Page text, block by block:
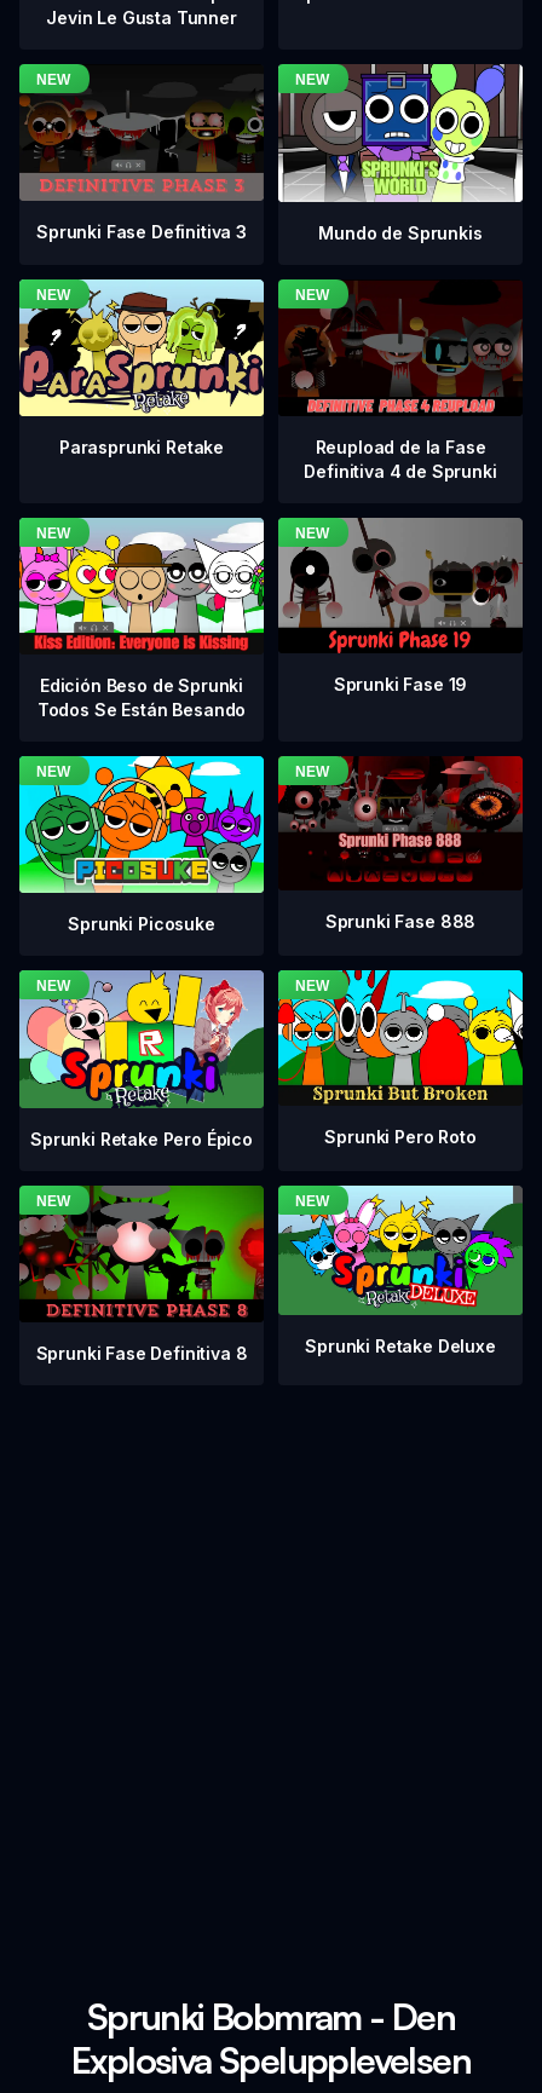
Jevin Le Gusta Tunner
Sprunki Fase Definitiva 3 Mundo de Sprunkis
Parasprunki Retake
Reupload de la Fase
Definitiva 4 de Sprunki
Edición Beso de Sprunki
Todos Se Están Besando
Sprunki Fase 19
Sprunki Picosuke Sprunki Fase 888
Sprunki Retake Pero Épico Sprunki Pero Roto
Sprunki Fase Definitiva 8 Sprunki Retake Deluxe
Sprunki Bobmram - Den
Explosiva Spelupplevelsen